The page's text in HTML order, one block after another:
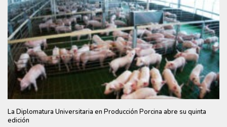
La Diplomatura Universitaria en Producción Porcina abre su quinta
edición